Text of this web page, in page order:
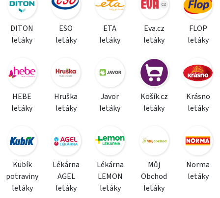
DITON
letáky
ESO
letáky
ETA
letáky
Eva.cz
letáky
FLOP
letáky
HEBE
letáky
Hruška
letáky
Javor
letáky
Košík.cz
letáky
Krásno
letáky
Kubík
potraviny
letáky
Lékárna
AGEL
letáky
Lékárna
LEMON
letáky
Můj
Obchod
letáky
Norma
letáky